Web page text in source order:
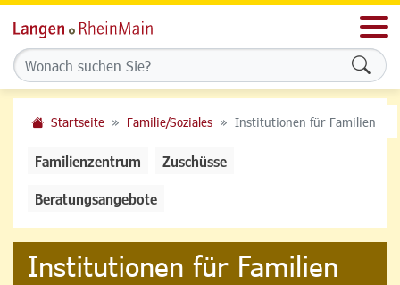
Startseite Familie/Soziales Institutionen für Familien
Familienzentrum Zuschüsse
Beratungsangebote
Institutionen für Familien